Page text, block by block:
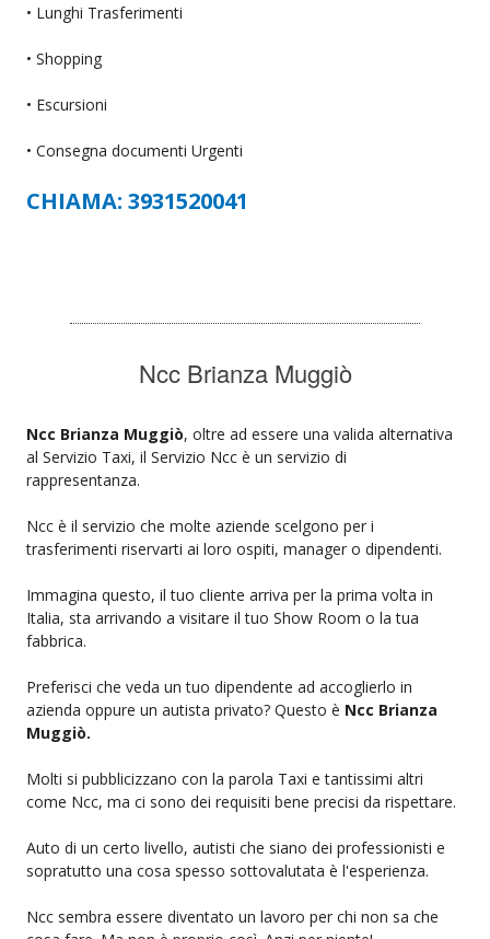
• Lunghi Trasferimenti
• Shopping
• Escursioni
• Consegna documenti Urgenti
CHIAMA: 3931520041
Ncc Brianza Muggiò
Ncc Brianza Muggiò, oltre ad essere una valida alternativa
al Servizio Taxi, il Servizio Ncc è un servizio di
rappresentanza.
Ncc è il servizio che molte aziende scelgono per i
trasferimenti riservarti ai loro ospiti, manager o dipendenti.
Immagina questo, il tuo cliente arriva per la prima volta in
Italia, sta arrivando a visitare il tuo Show Room o la tua
fabbrica.
Preferisci che veda un tuo dipendente ad accoglierlo in
azienda oppure un autista privato? Questo è Ncc Brianza
Muggiò.
Molti si pubblicizzano con la parola Taxi e tantissimi altri
come Ncc, ma ci sono dei requisiti bene precisi da rispettare.
Auto di un certo livello, autisti che siano dei professionisti e
sopratutto una cosa spesso sottovalutata è l'esperienza.
Ncc sembra essere diventato un lavoro per chi non sa che